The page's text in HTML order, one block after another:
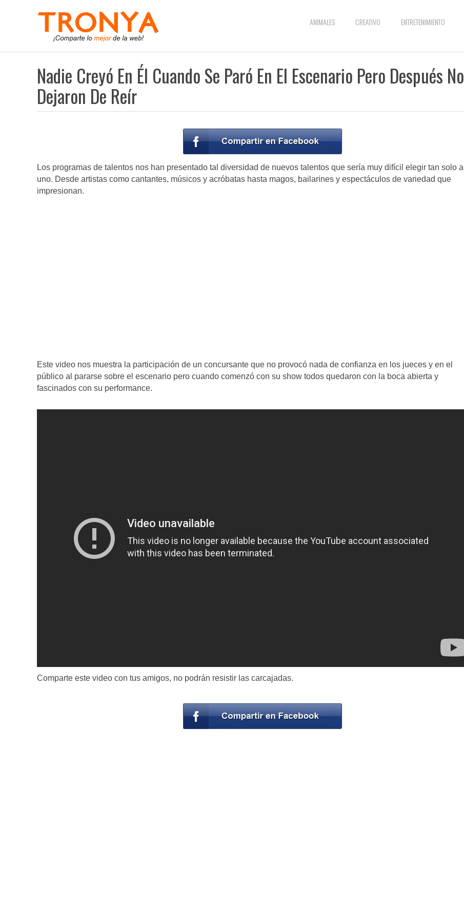
ANIMALES CREATIVO ENTRETENIMIENTO
Nadie Creyó En Él Cuando Se Paró En El Escenario Pero Después No
Dejaron De Reír
Los programas de talentos nos han presentado tal diversidad de nuevos talentos que sería muy difícil elegir tan solo a
uno. Desde artistas como cantantes, músicos y acróbatas hasta magos, bailarines y espectáculos de variedad que
impresionan.
Este video nos muestra la participación de un concursante que no provocó nada de confianza en los jueces y en el
público al pararse sobre el escenario pero cuando comenzó con su show todos quedaron con la boca abierta y
fascinados con su performance.
Comparte este video con tus amigos, no podrán resistir las carcajadas.